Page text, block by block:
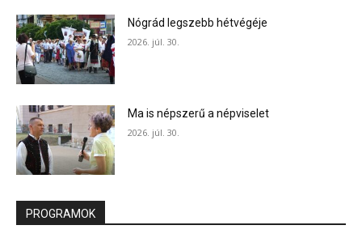
Nógrád legszebb hétvégéje
2026. júl. 30.
Ma is népszerű a népviselet
2026. júl. 30.
PROGRAMOK